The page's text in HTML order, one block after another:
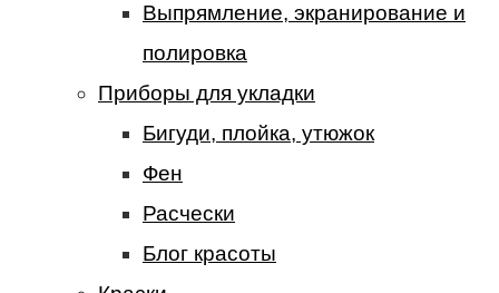
Выпрямление, экранирование и
полировка
Приборы для укладки
Бигуди, плойка, утюжок
Фен
Расчески
Блог красоты